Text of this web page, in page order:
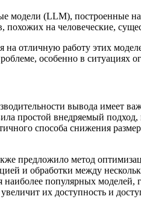
модели (LLM), построенные
похожих на человеческие,
на отличную работу этих
особенно в ситуациях
вывода имеет
простой внедряемый
способа снижения
предложило метод
и обработки между
наиболее популярных моделей,
их доступность и